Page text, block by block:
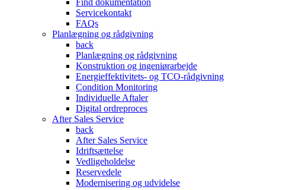
Find dokumentation
Servicekontakt
FAQs
Planlægning og rådgivning
back
Planlægning og rådgivning
Konstruktion og ingeniørarbejde
Energieffektivitets- og TCO-rådgivning
Condition Monitoring
Individuelle Aftaler
Digital ordreproces
After Sales Service
back
After Sales Service
Idriftsættelse
Vedligeholdelse
Reservedele
Modernisering og udvidelse